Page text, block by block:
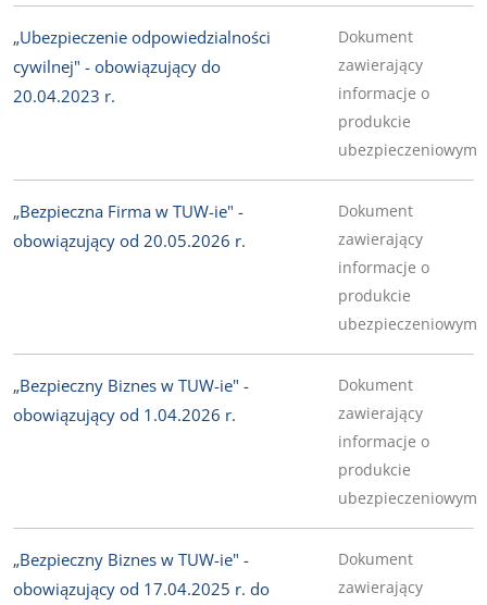
„Ubezpieczenie odpowiedzialności
cywilnej" - obowiązujący do
20.04.2023 r.
Dokument
zawierający
informacje o
produkcie
ubezpieczeniowym
„Bezpieczna Firma w TUW-ie" -
obowiązujący od 20.05.2026 r.
Dokument
zawierający
informacje o
produkcie
ubezpieczeniowym
„Bezpieczny Biznes w TUW-ie" -
obowiązujący od 1.04.2026 r.
Dokument
zawierający
informacje o
produkcie
ubezpieczeniowym
„Bezpieczny Biznes w TUW-ie" -
obowiązujący od 17.04.2025 r. do
Dokument
zawierający